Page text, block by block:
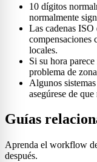
10 dígitos
normalmente
Las cadenas
compensaciones
locales.
Si su hora
problema de
Algunos
asegúrese de
Guías
Aprenda el workflow
después.